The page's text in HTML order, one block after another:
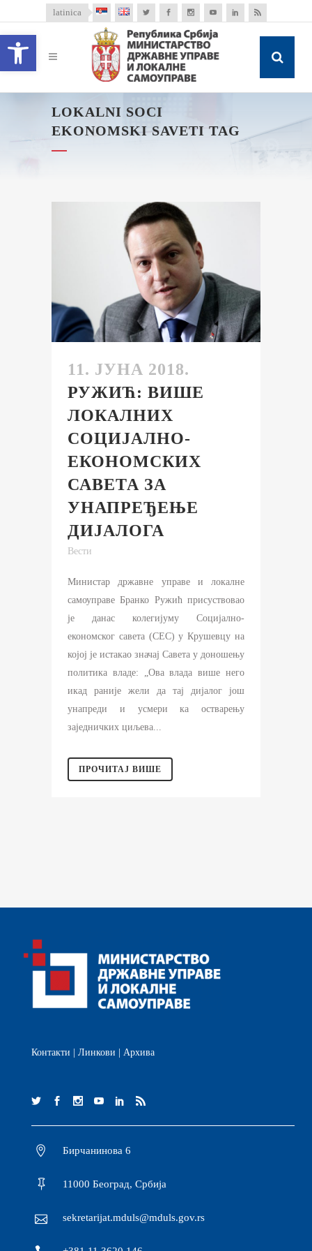
Open toolbar
latinica
LOKALNI SOCI
EKONOMSKI SAVETI TAG
11. ЈУНА 2018.
РУЖИЋ: ВИШЕ
ЛОКАЛНИХ
СОЦИЈАЛНО-
ЕКОНОМСКИХ
САВЕТА ЗА
УНАПРЕЂЕЊЕ
ДИЈАЛОГА
Вести
Министар државне управе и локалне
самоуправе Бранко Ружић присуствовао
је данас колегијуму Социјално-
економског савета (СЕС) у Крушевцу на
којој је истакао значај Савета у доношењу
политика владе: „Ова влада више него
икад раније жели да тај дијалог још
унапреди и усмери ка остварењу
заједничких циљева...
ПРОЧИТАЈ ВИШЕ
Контакти Линкови Архива
Бирчанинова 6
11000 Београд, Србија
sekretarijat.mduls@mduls.gov.rs